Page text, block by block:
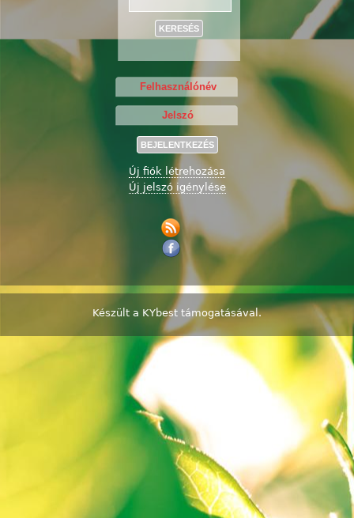
Új fiók létrehozása
Új jelszó igénylése
Készült a KYbest támogatásával.